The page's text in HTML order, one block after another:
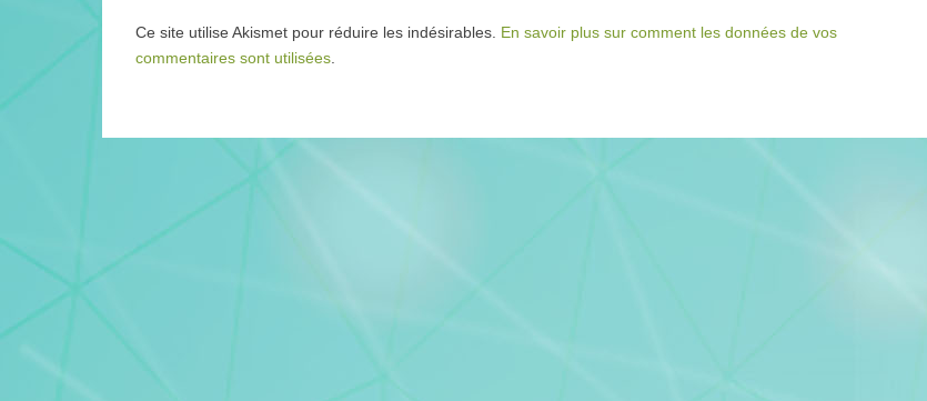
Ce site utilise Akismet pour réduire les indésirables. En savoir plus sur comment les données de vos
commentaires sont utilisées